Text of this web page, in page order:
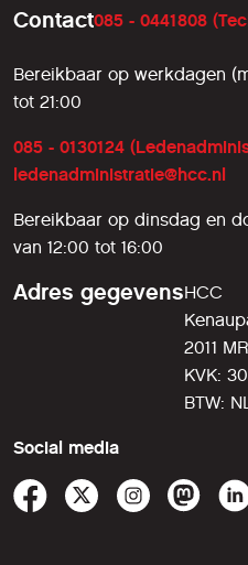
Contact085 - 0441808
Bereikbaar op werkdagen
tot 21:00
085 - 0130124
ledenadministratie@hcc.nl
Bereikbaar op dinsdag en
van 12:00 tot 16:00
Adres gegevensHCC
2011
KVK:
BTW:
Social media